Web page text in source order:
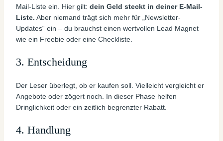
Mail-Liste ein. Hier gilt: dein Geld steckt in deiner E-Mail-
Liste. Aber niemand trägt sich mehr für „Newsletter-
Updates“ ein – du brauchst einen wertvollen Lead Magnet
wie ein Freebie oder eine Checkliste.
3. Entscheidung
Der Leser überlegt, ob er kaufen soll. Vielleicht vergleicht er
Angebote oder zögert noch. In dieser Phase helfen
Dringlichkeit oder ein zeitlich begrenzter Rabatt.
4. Handlung